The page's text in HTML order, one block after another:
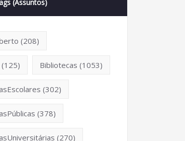
(Assuntos)
(208)
(125) Bibliotecas (1053)
(302)
(378)
(270)